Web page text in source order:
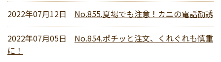
2022年07月12日 No.855.夏場でも注意！カニの電話勧誘
2022年07月05日
No.854.ポチッと注文、くれぐれも慎重
に！